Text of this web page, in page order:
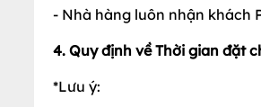
- Nhà hàng luôn nhận khách
4. Quy định về Thời gian đặt
*Lưu ý: